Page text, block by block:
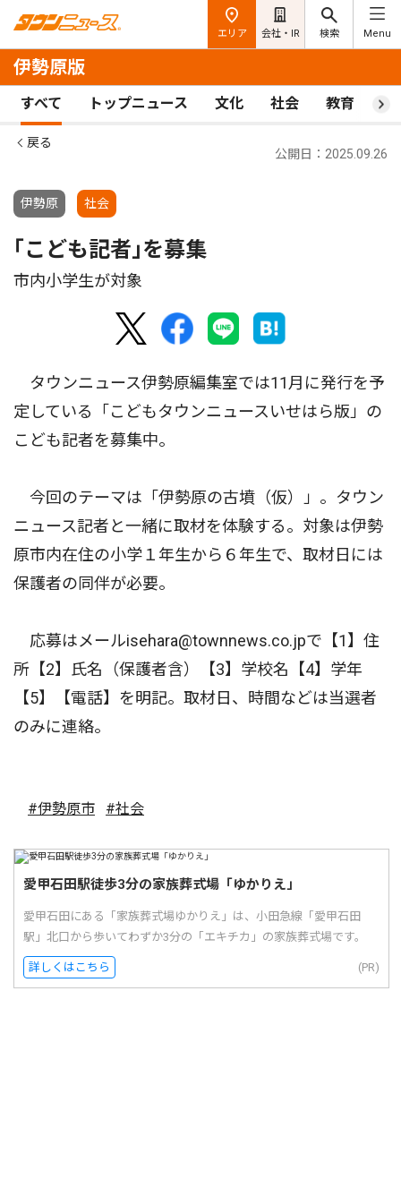
エリア 会社・IR 検索 Menu
伊勢原版
すべて トップニュース 文化 社会 教育 ス
戻る
伊勢原 社会
公開日：2025.09.26
｢こども記者｣を募集
市内小学生が対象
タウンニュース伊勢原編集室では11月に発行を予
定している「こどもタウンニュースいせはら版」の
こども記者を募集中。
今回のテーマは「伊勢原の古墳（仮）」。タウン
ニュース記者と一緒に取材を体験する。対象は伊勢
原市内在住の小学１年生から６年生で、取材日には
保護者の同伴が必要。
応募はメールisehara@townnews.co.jpで【1】住
所【2】氏名（保護者含）【3】学校名【4】学年
【5】【電話】を明記。取材日、時間などは当選者
のみに連絡。
#伊勢原市 #社会
愛甲石田駅徒歩3分の家族葬式場「ゆかりえ」
愛甲石田にある「家族葬式場ゆかりえ」は、小田急線「愛甲石田
駅」北口から歩いてわずか3分の「エキチカ」の家族葬式場です。
詳しくはこちら (PR)